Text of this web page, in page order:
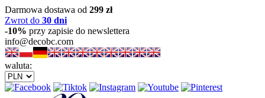
Darmowa dostawa od 299 zł
Zwrot do 30 dni
-10% przy zapisie do newslettera
info@decobc.com
waluta: